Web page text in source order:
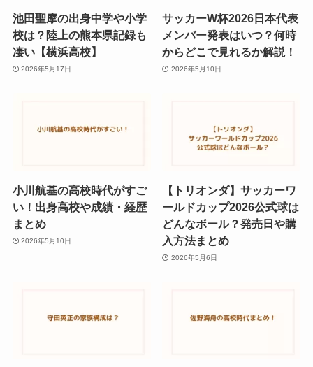
池田聖摩の出身中学や小学
校は？陸上の熊本県記録も
凄い【横浜高校】
2026年5月17日
サッカーW杯2026日本代表
メンバー発表はいつ？何時
からどこで見れるか解説！
2026年5月10日
小川航基の高校時代がすご
い！出身高校や成績・経歴
まとめ
2026年5月10日
【トリオンダ】サッカーワ
ールドカップ2026公式球は
どんなボール？発売日や購
入方法まとめ
2026年5月6日